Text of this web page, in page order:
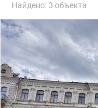
Найдено: 3 объекта